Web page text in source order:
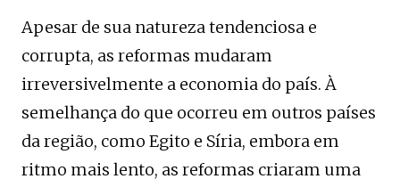
Apesar de sua natureza tendenciosa e
corrupta, as reformas mudaram
irreversivelmente a economia do país. À
semelhança do que ocorreu em outros países
da região, como Egito e Síria, embora em
ritmo mais lento, as reformas criaram uma